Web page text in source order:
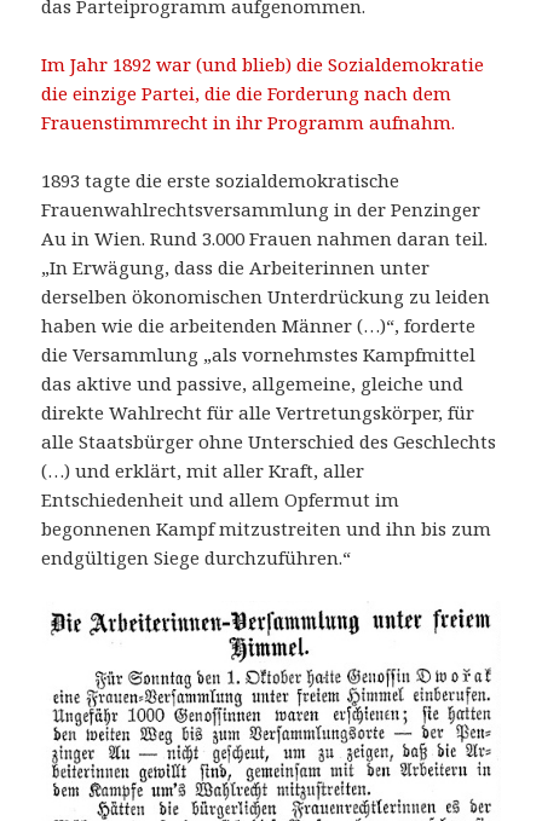
das Parteiprogramm aufgenommen.
Im Jahr 1892 war (und blieb) die Sozialdemokratie
die einzige Partei, die die Forderung nach dem
Frauenstimmrecht in ihr Programm aufnahm.
1893 tagte die erste sozialdemokratische
Frauenwahlrechtsversammlung in der Penzinger
Au in Wien. Rund 3.000 Frauen nahmen daran teil.
„In Erwägung, dass die Arbeiterinnen unter
derselben ökonomischen Unterdrückung zu leiden
haben wie die arbeitenden Männer (…)“, forderte
die Versammlung „als vornehmstes Kampfmittel
das aktive und passive, allgemeine, gleiche und
direkte Wahlrecht für alle Vertretungskörper, für
alle Staatsbürger ohne Unterschied des Geschlechts
(…) und erklärt, mit aller Kraft, aller
Entschiedenheit und allem Opfermut im
begonnenen Kampf mitzustreiten und ihn bis zum
endgültigen Siege durchzuführen.“